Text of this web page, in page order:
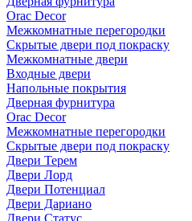
Orac Decor
Межкомнатные перегородки
Скрытые двери под покраскy
Межкомнатные двери
Входные двери
Напольные покрытия
Дверная фурнитура
Orac Decor
Межкомнатные перегородки
Скрытые двери под покраскy
Двери Терем
Двери Лорд
Двери Потенциал
Двери Дариано
Двери Статус